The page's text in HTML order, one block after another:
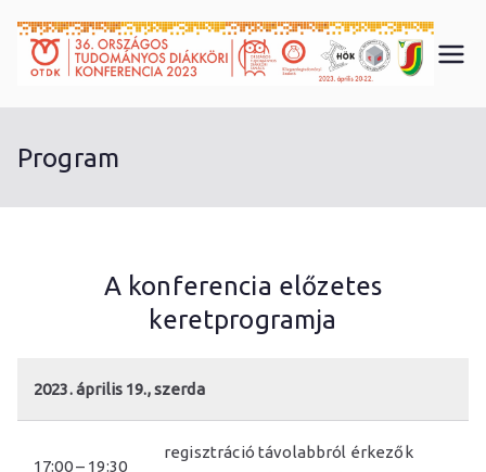
content
O
K
Program
A konferencia előzetes
keretprogramja
2023. április 19., szerda
17:00 – 19:30
regisztráció távolabbról érkezők